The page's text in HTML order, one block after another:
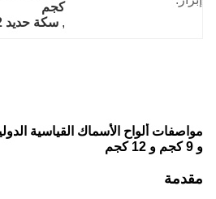
كجم
, سكة حديد 12 كجم
و 9 كجم و 12 كجم
مقدمة